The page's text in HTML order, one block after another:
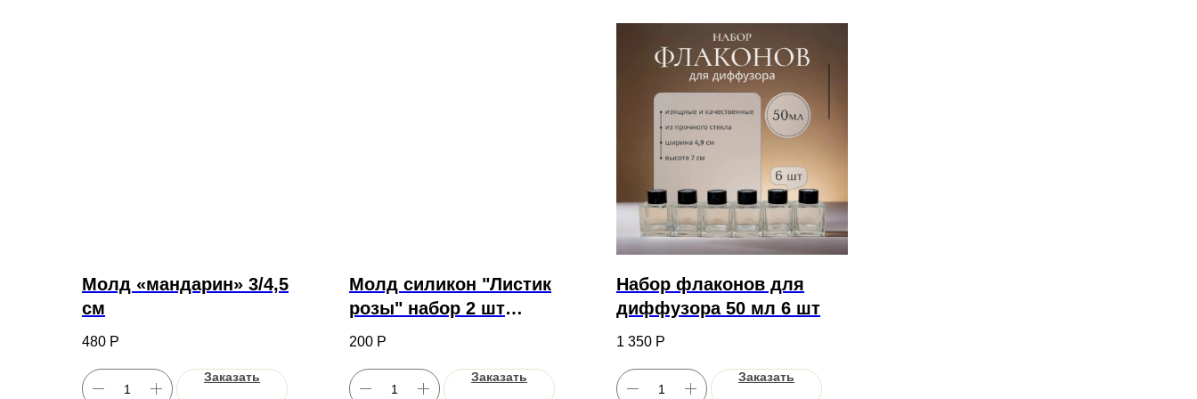
Молд «мандарин» 3/4,5
см
480 Р
Заказать
Молд силикон "Листик
розы" набор 2 шт
5,5х7,4х1,9 см
200 Р
Заказать
Набор флаконов для
диффузора 50 мл 6 шт
1 350 Р
Заказать